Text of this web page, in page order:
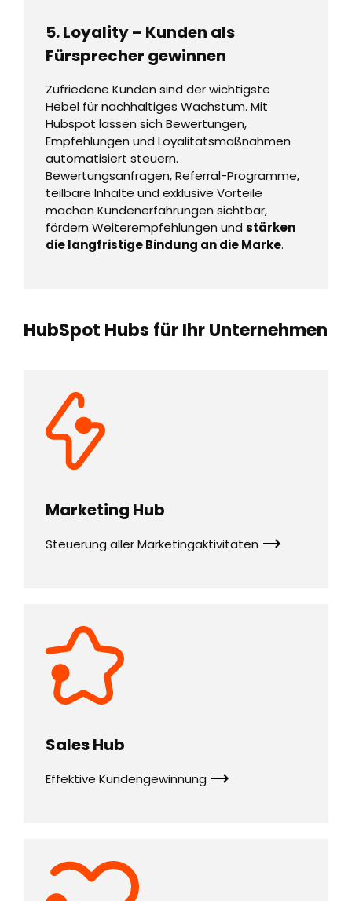
5. Loyality – Kunden als
Fürsprecher gewinnen
Zufriedene Kunden sind der wichtigste
Hebel für nachhaltiges Wachstum. Mit
Hubspot lassen sich Bewertungen,
Empfehlungen und Loyalitätsmaßnahmen
automatisiert steuern.
Bewertungsanfragen, Referral-Programme,
teilbare Inhalte und exklusive Vorteile
machen Kundenerfahrungen sichtbar,
fördern Weiterempfehlungen und stärken
die langfristige Bindung an die Marke.
HubSpot Hubs für Ihr Unternehmen
Marketing Hub
Steuerung aller Marketingaktivitäten
Sales Hub
Effektive Kundengewinnung